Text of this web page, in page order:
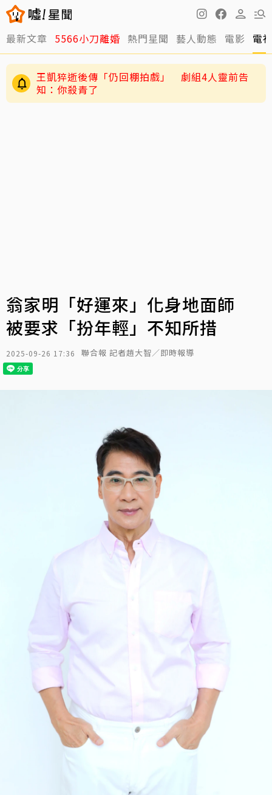
最新文章 5566小刀離婚 熱門星聞 藝人動態 電影 電
陳妍希9歲兒「小星星」長大了！正臉曝光 網
驚：陳曉縮小版
翁家明「好運來」化身地面師
被要求「扮年輕」不知所措
2025-09-26 17:36 聯合報 記者趙大智／即時報導